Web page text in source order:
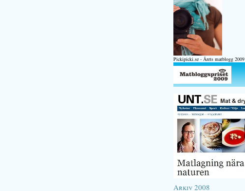
Pickipicki.se - Årets matblogg 2009
Arkiv 2008